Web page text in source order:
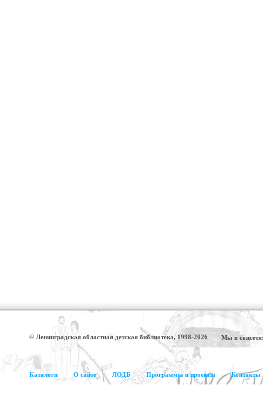
© Ленинградская областная детская библиотека, 1998-2026 Мы в
Каталоги О сайте ЛОДБ Программы и проекты Контакты